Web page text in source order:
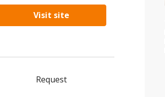
Visit site
Request